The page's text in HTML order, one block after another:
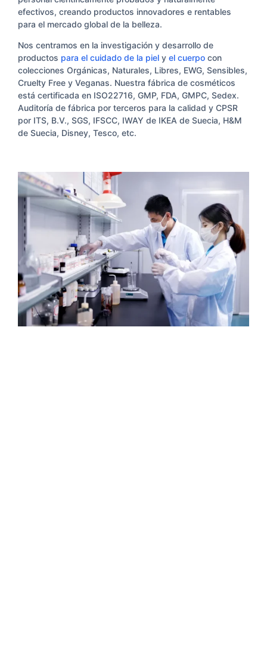
efectivos, creando productos innovadores e rentables
para el mercado global de la belleza.
Nos centramos en la investigación y desarrollo de
productos para el cuidado de la piel y el cuerpo con
colecciones Orgánicas, Naturales, Libres, EWG, Sensibles,
Cruelty Free y Veganas. Nuestra fábrica de cosméticos
está certificada en ISO22716, GMP, FDA, GMPC, Sedex.
Auditoría de fábrica por terceros para la calidad y CPSR
por ITS, B.V., SGS, IFSCC, IWAY de IKEA de Suecia, H&M
de Suecia, Disney, Tesco, etc.